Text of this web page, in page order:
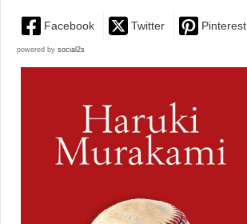
Facebook Twitter Pinterest
powered by social2s